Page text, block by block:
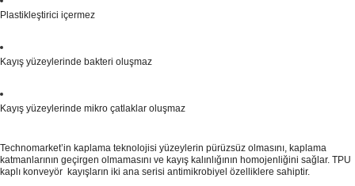
Plastikleştirici içermez
Kayış yüzeylerinde bakteri oluşmaz
Kayış yüzeylerinde mikro çatlaklar oluşmaz
Technomarket’in kaplama teknolojisi yüzeylerin pürüzsüz olmasını, kaplama
katmanlarının geçirgen olmamasını ve kayış kalınlığının homojenliğini sağlar. TPU
kaplı konveyör kayışların iki ana serisi antimikrobiyel özelliklere sahiptir.